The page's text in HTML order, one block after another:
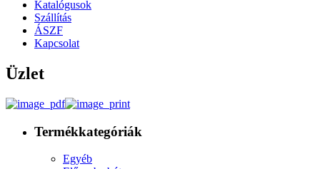
Katalógusok
Szállítás
ÁSZF
Kapcsolat
Üzlet
Termékkategóriák
Egyéb